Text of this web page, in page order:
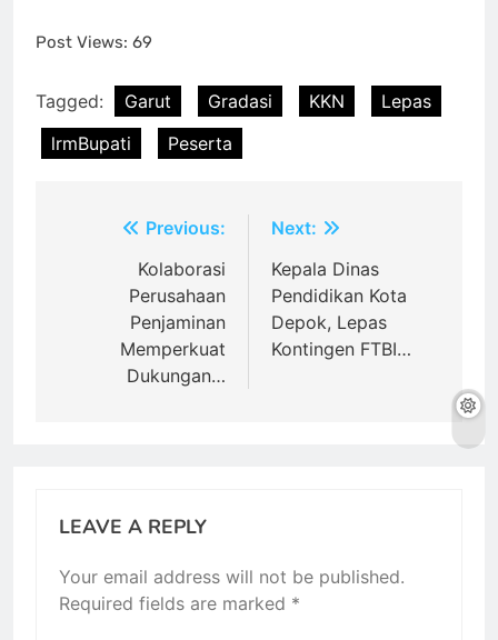
Post Views: 69
Tagged: Garut Gradasi KKN
Lepas
lrmBupati
Peserta
navigation
Previous:
Kolaborasi
Perusahaan
Penjaminan
Memperkuat
Dukungan…
Next:
Kepala Dinas
Pendidikan Kota
Depok, Lepas
Kontingen FTBI…
LEAVE A REPLY
Your email address will not be published.
Required fields are marked *